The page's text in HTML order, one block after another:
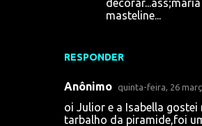
RESPONDER
masteline...
Anônimo quinta-feira, 26
oi Julior e a Isabella
tarbalho da piramide,foi